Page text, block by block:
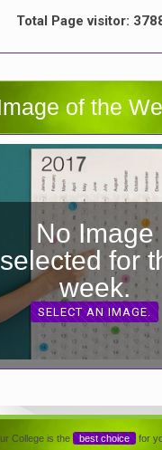
Total Page visitor:
of the
No Image
selected for
week.
SELECT AN IMAGE.
College is the best choice for